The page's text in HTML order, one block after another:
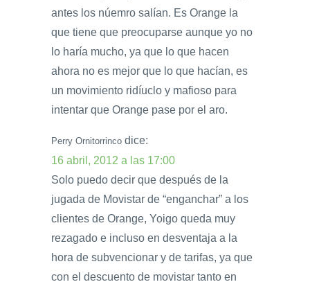
antes los núemro salían. Es Orange la
que tiene que preocuparse aunque yo no
lo haría mucho, ya que lo que hacen
ahora no es mejor que lo que hacían, es
un movimiento ridíuclo y mafioso para
intentar que Orange pase por el aro.
Perry Ornitorrinco dice:
16 abril, 2012 a las 17:00
Solo puedo decir que después de la
jugada de Movistar de “enganchar” a los
clientes de Orange, Yoigo queda muy
rezagado e incluso en desventaja a la
hora de subvencionar y de tarifas, ya que
con el descuento de movistar tanto en